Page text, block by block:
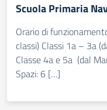
Scuola Primaria
Orario di
classi) Classi 1a – 3a
Classe 4a e 5a (dal
Spazi: 6 […]